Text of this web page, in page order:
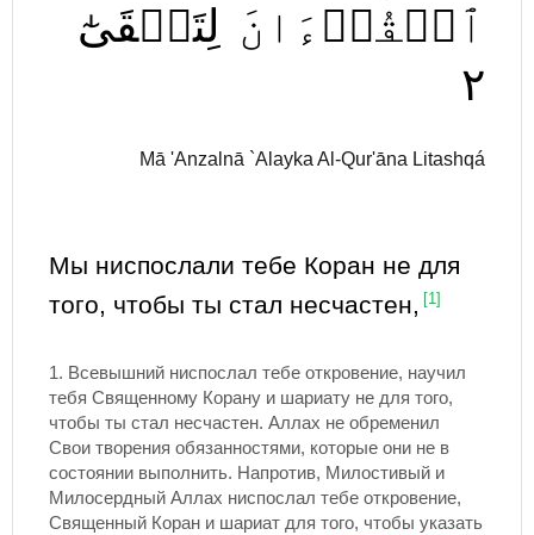
ٱلۡقُرۡءَانَ لِتَشۡقَىٰٓ
٢
Mā 'Anzalnā `Alayka Al-Qur'āna Litashqá
Мы ниспослали тебе Коран не для
того, чтобы ты стал несчастен,
[1]
1. Всевышний ниспослал тебе откровение, научил
тебя Священному Корану и шариату не для того,
чтобы ты стал несчастен. Аллах не обременил
Свои творения обязанностями, которые они не в
состоянии выполнить. Напротив, Милостивый и
Милосердный Аллах ниспослал тебе откровение,
Священный Коран и шариат для того, чтобы указать